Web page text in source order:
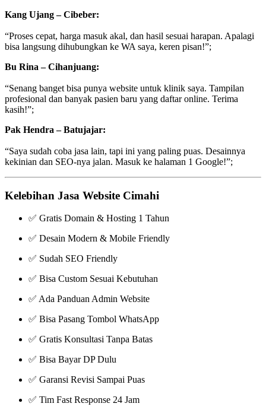
Kang Ujang – Cibeber:
“Proses cepat, harga masuk akal, dan hasil sesuai harapan. Apalagi
bisa langsung dihubungkan ke WA saya, keren pisan!”;
Bu Rina – Cihanjuang:
“Senang banget bisa punya website untuk klinik saya. Tampilan
profesional dan banyak pasien baru yang daftar online. Terima
kasih!”;
Pak Hendra – Batujajar:
“Saya sudah coba jasa lain, tapi ini yang paling puas. Desainnya
kekinian dan SEO-nya jalan. Masuk ke halaman 1 Google!”;
Kelebihan Jasa Website Cimahi
✅ Gratis Domain & Hosting 1 Tahun
✅ Desain Modern & Mobile Friendly
✅ Sudah SEO Friendly
✅ Bisa Custom Sesuai Kebutuhan
✅ Ada Panduan Admin Website
✅ Bisa Pasang Tombol WhatsApp
✅ Gratis Konsultasi Tanpa Batas
✅ Bisa Bayar DP Dulu
✅ Garansi Revisi Sampai Puas
✅ Tim Fast Response 24 Jam